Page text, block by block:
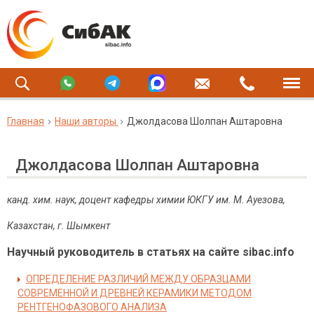
Главная Наши авторы Джолдасова Шолпан Аштаровна
Джолдасова Шолпан Аштаровна
канд. хим. наук, доцент кафедры химии ЮКГУ им. М. Ауезова,
Казахстан, г. Шымкент
Научный руководитель в статьях на сайте sibac.info
ОПРЕДЕЛЕНИЕ РАЗЛИЧИЙ МЕЖДУ ОБРАЗЦАМИ
СОВРЕМЕННОЙ И ДРЕВНЕЙ КЕРАМИКИ МЕТОДОМ
РЕНТГЕНОФАЗОВОГО АНАЛИЗА